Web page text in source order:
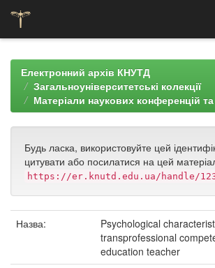
navigationЕлектронний архів КНУТД
Загальноуніверситетські колекції
Матеріали наукових конференцій та
Будь ласка, використовуйте цей
цитувати або посилатися на цей
https://er.knutd.edu.ua/handle/
Назва:
Psychological
transprofessional
education teacher